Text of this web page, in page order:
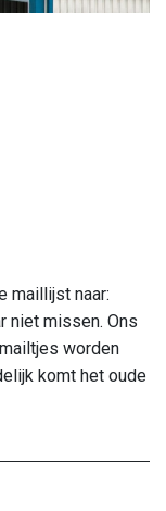
maillijst naar:
niet missen. Ons
worden
komt het oude